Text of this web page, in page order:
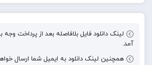
لینک دانلود فایل بلافاصله بعد از پرداخت
آمد.
همچنین لینک دانلود به ایمیل شما ارسال